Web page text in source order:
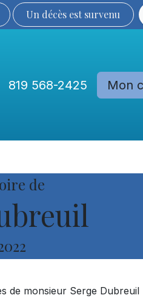
Un décès est sur​​​​​​​​ve​nu​​​​​​​​​​
819 568-2425 Mon
de
de monsieur Serge Dubreuil